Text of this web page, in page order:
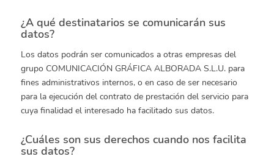
¿A qué destinatarios se comunicarán sus
datos?
Los datos podrán ser comunicados a otras empresas del
grupo COMUNICACIÓN GRÁFICA ALBORADA S.L.U. para
fines administrativos internos, o en caso de ser necesario
para la ejecución del contrato de prestación del servicio para
cuya finalidad el interesado ha facilitado sus datos.
¿Cuáles son sus derechos cuando nos facilita
sus datos?